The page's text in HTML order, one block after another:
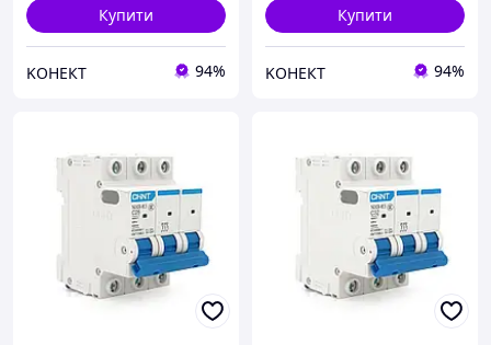
Купити
KОНЕКТ 94%
Купити
KОНЕКТ 94%